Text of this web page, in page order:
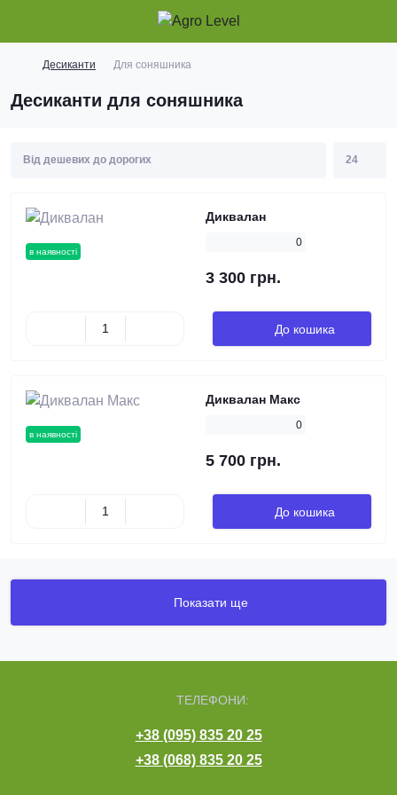
Десиканти Для соняшника
Десиканти для соняшника
в наявності
Диквалан
0
3 300 грн.
До кошика
в наявності
Диквалан Макс
0
5 700 грн.
До кошика
Показати ще
ТЕЛЕФОНИ:
+38 (095) 835 20 25
+38 (068) 835 20 25